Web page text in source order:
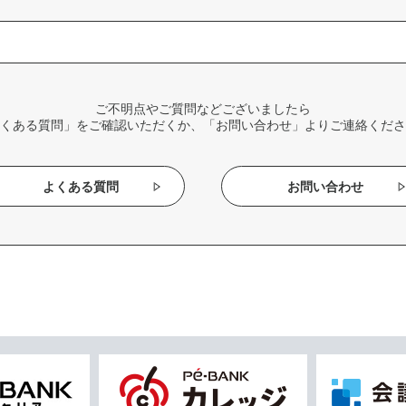
ご不明点やご質問などございましたら
ある質問」をご確認いただくか、「お問い合わせ」よりご連絡くだ
よくある質問 お問い合わせ